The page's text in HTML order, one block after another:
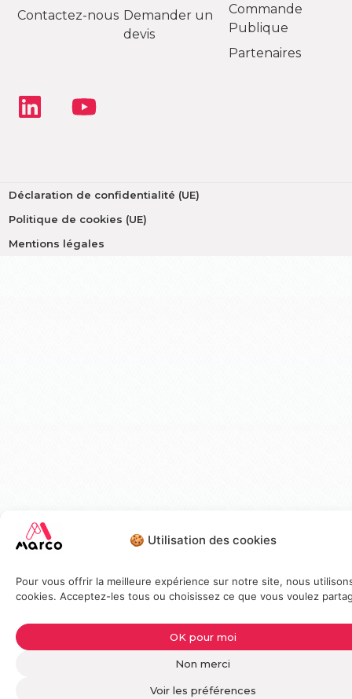
🍪 Utilisation des cookies
Pour vous offrir la meilleure expérience sur notre site, nous
cookies. Acceptez-les tous ou choisissez ce que vous voulez
OK pour moi
Non merci
Voir les préférences
Contactez-nous Demander un
devis
Commande
Publique
Partenaires
Déclaration de confidentialité (UE)
Politique de cookies (UE)
Mentions légales